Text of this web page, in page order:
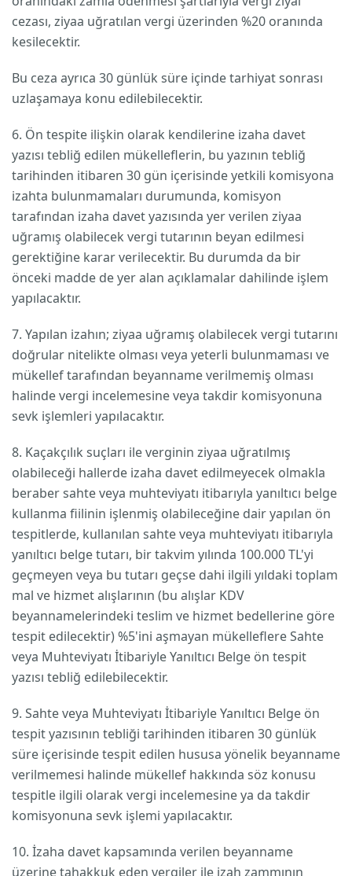
cezası, ziyaa uğratılan vergi üzerinden %20 oranında
kesilecektir.
Bu ceza ayrıca 30 günlük süre içinde tarhiyat sonrası
uzlaşamaya konu edilebilecektir.
6. Ön tespite ilişkin olarak kendilerine izaha davet
yazısı tebliğ edilen mükelleflerin, bu yazının tebliğ
tarihinden itibaren 30 gün içerisinde yetkili komisyona
izahta bulunmamaları durumunda, komisyon
tarafından izaha davet yazısında yer verilen ziyaa
uğramış olabilecek vergi tutarının beyan edilmesi
gerektiğine karar verilecektir. Bu durumda da bir
önceki madde de yer alan açıklamalar dahilinde işlem
yapılacaktır.
7. Yapılan izahın; ziyaa uğramış olabilecek vergi tutarını
doğrular nitelikte olması veya yeterli bulunmaması ve
mükellef tarafından beyanname verilmemiş olması
halinde vergi incelemesine veya takdir komisyonuna
sevk işlemleri yapılacaktır.
8. Kaçakçılık suçları ile verginin ziyaa uğratılmış
olabileceği hallerde izaha davet edilmeyecek olmakla
beraber sahte veya muhteviyatı itibarıyla yanıltıcı belge
kullanma fiilinin işlenmiş olabileceğine dair yapılan ön
tespitlerde, kullanılan sahte veya muhteviyatı itibarıyla
yanıltıcı belge tutarı, bir takvim yılında 100.000 TL'yi
geçmeyen veya bu tutarı geçse dahi ilgili yıldaki toplam
mal ve hizmet alışlarının (bu alışlar KDV
beyannamelerindeki teslim ve hizmet bedellerine göre
tespit edilecektir) %5'ini aşmayan mükelleflere Sahte
veya Muhteviyatı İtibariyle Yanıltıcı Belge ön tespit
yazısı tebliğ edilebilecektir.
9. Sahte veya Muhteviyatı İtibariyle Yanıltıcı Belge ön
tespit yazısının tebliği tarihinden itibaren 30 günlük
süre içerisinde tespit edilen hususa yönelik beyanname
verilmemesi halinde mükellef hakkında söz konusu
tespitle ilgili olarak vergi incelemesine ya da takdir
komisyonuna sevk işlemi yapılacaktır.
10. İzaha davet kapsamında verilen beyanname
üzerine tahakkuk eden vergiler ile izah zammının